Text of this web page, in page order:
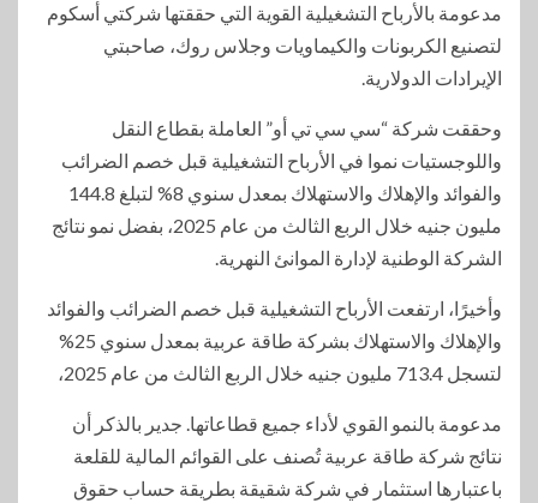
مدعومة بالأرباح التشغيلية القوية التي حققتها شركتي أسكوم
لتصنيع الكربونات والكيماويات وجلاس روك، صاحبتي
الإيرادات الدولارية.
وحققت شركة “سي سي تي أو” العاملة بقطاع النقل
واللوجستيات نموا في الأرباح التشغيلية قبل خصم الضرائب
والفوائد والإهلاك والاستهلاك بمعدل سنوي 8% لتبلغ 144.8
مليون جنيه خلال الربع الثالث من عام 2025، بفضل نمو نتائج
الشركة الوطنية لإدارة الموانئ النهرية.
وأخيرًا، ارتفعت الأرباح التشغيلية قبل خصم الضرائب والفوائد
والإهلاك والاستهلاك بشركة طاقة عربية بمعدل سنوي 25%
لتسجل 713.4 مليون جنيه خلال الربع الثالث من عام 2025،
مدعومة بالنمو القوي لأداء جميع قطاعاتها. جدير بالذكر أن
نتائج شركة طاقة عربية تُصنف على القوائم المالية للقلعة
باعتبارها استثمار في شركة شقيقة بطريقة حساب حقوق